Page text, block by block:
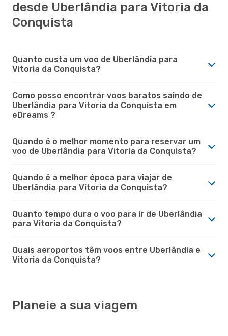
desde Uberlândia para Vitoria da
Conquista
Quanto custa um voo de Uberlândia para
Vitoria da Conquista?
Como posso encontrar voos baratos saindo de
Uberlândia para Vitoria da Conquista em
eDreams ?
Quando é o melhor momento para reservar um
voo de Uberlândia para Vitoria da Conquista?
Quando é a melhor época para viajar de
Uberlândia para Vitoria da Conquista?
Quanto tempo dura o voo para ir de Uberlândia
para Vitoria da Conquista?
Quais aeroportos têm voos entre Uberlândia e
Vitoria da Conquista?
Planeie a sua viagem